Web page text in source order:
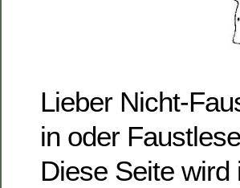
Lieber Nicht-
in oder
Diese Seite